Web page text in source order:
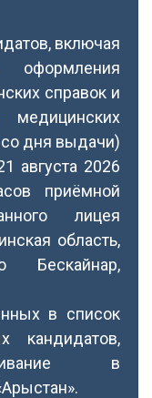
включая
оформления
справок и
медицинских
дня выдачи)
августа 2026
приёмной
лицея
область,
Бескайнар,
в список
кандидатов,
в